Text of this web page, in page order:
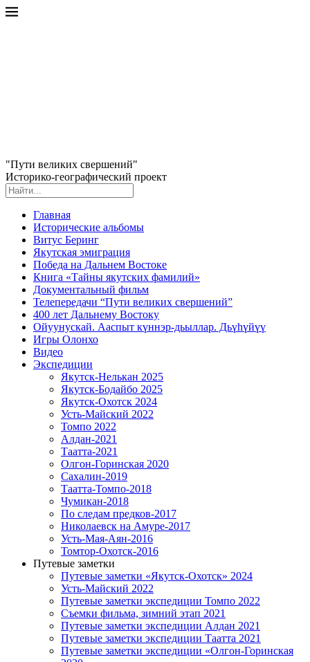
"Пути великих свершений"
Историко-географический проект
Главная
Исторические альбомы
Витус Беринг
Якутская эмиграция
Победа на Дальнем Востоке
Книга «Тайны якутских фамилий»
Документальный фильм
Телепередачи “Пути великих свершений”
400 лет Дальнему Востоку
Ойуунускай. Ааспыт күннэр-дьыллар. Дьүһүйүү
Игры Олонхо
Видео
Экспедиции
Якутск-Нелькан 2025
Якутск-Бодайбо 2025
Якутск-Охотск 2024
Усть-Майский 2022
Томпо 2022
Алдан-2021
Таатта-2021
Олгон-Горинская 2020
Сахалин-2019
Таатта-Томпо-2018
Чумикан-2018
По следам предков-2017
Николаевск на Амуре-2017
Усть-Мая-Аян-2016
Томтор-Охотск-2016
Путевые заметки
Путевые заметки «Якутск-Охотск» 2024
Усть-Майский 2022
Путевые заметки экспедиции Томпо 2022
Съемки фильма, зимний этап 2021
Путевые заметки экспедиции Алдан 2021
Путевые заметки экспедиции Таатта 2021
Путевые заметки экспедиции «Олгон-Горинская